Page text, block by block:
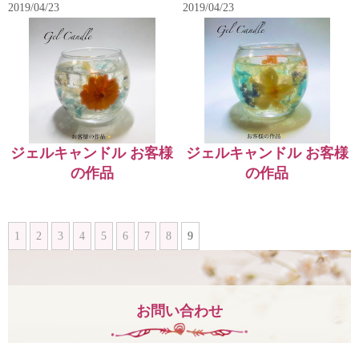
2019/04/23
ジェルキャンドル お客様
の作品
2019/04/23
ジェルキャンドル お客様
の作品
1 2 3 4 5 6 7 8 9
お問い合わせ